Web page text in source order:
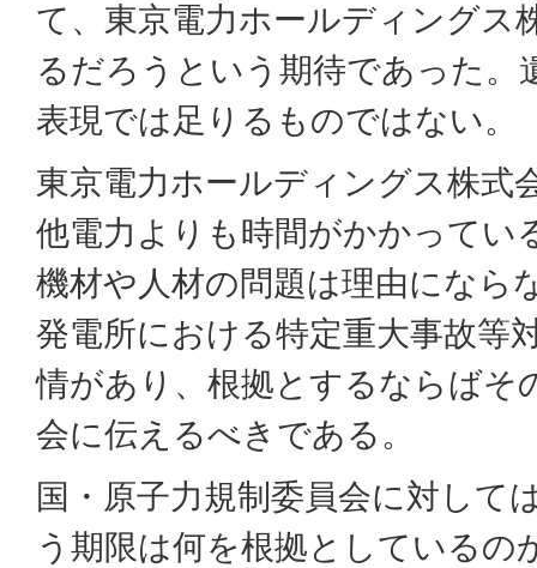
て、東京電力ホールディングス
るだろうという期待であった。
表現では足りるものではない。
東京電力ホールディングス株式
他電力よりも時間がかかってい
機材や人材の問題は理由になら
発電所における特定重大事故等
情があり、根拠とするならばそ
会に伝えるべきである。
国・原子力規制委員会に対して
う期限は何を根拠としているの